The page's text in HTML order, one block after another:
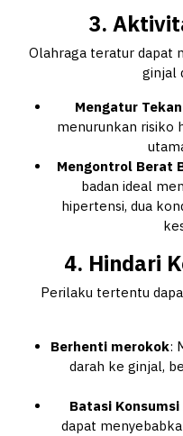
3.
Olahraga teratur dapat
ginjal
Mengatur
menurunkan risiko
Mengontrol Berat
badan ideal
hipertensi, dua
4. Hindari
Perilaku tertentu
Berhenti merokok:
darah ke ginjal,
Batasi
dapat